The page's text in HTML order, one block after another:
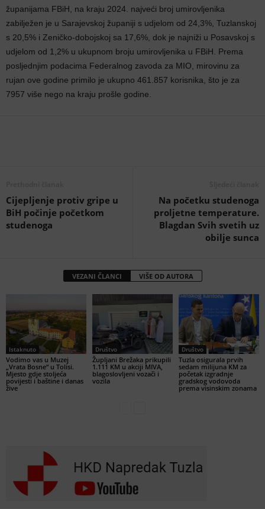
županijama FBiH, na kraju 2024. najveći broj umirovljenika
zabilježen je u Sarajevskoj županiji s udjelom od 24,3%, Tuzlanskoj
s 20,5% i Zeničko-dobojskoj sa 17,6%, dok je najniži u Posavskoj s
udjelom od 1,2% u ukupnom broju umirovljenika u FBiH. Prema
posljednjim podacima Federalnog zavoda za MIO, mirovinu za
rujan ove godine primilo je ukupno 461.857 korisnika, što je za
7957 više nego na kraju prošle godine.
Cijepljenje protiv gripe u
BiH počinje početkom
studenoga
Na početku studenoga
proljetne temperature.
Blagdan Svih svetih uz
obilje sunca
VEZANI ČLANCI VIŠE OD AUTORA
Istaknuto
Vodimo vas u Muzej
„Vrata Bosne“ u Tolisi.
Mjesto gdje stoljeća
povijesti i baštine i danas
žive
Društvo
Župljani Brežaka prikupili
1.111 KM u akciji MIVA,
blagoslovljeni vozači i
vozila
Društvo
Tuzla osigurala prvih
sedam milijuna KM za
početak izgradnje
gradskog vodovoda
prema visinskim zonama